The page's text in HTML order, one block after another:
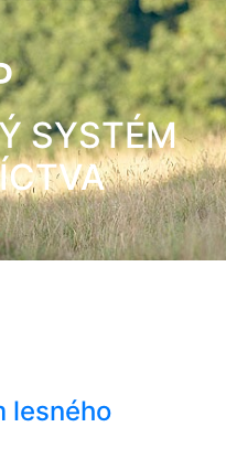
SYSTÉM
lesného